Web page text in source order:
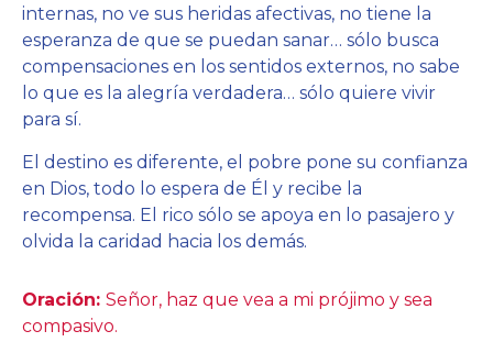
internas, no ve sus heridas afectivas, no tiene la
esperanza de que se puedan sanar… sólo busca
compensaciones en los sentidos externos, no sabe
lo que es la alegría verdadera… sólo quiere vivir
para sí.
El destino es diferente, el pobre pone su confianza
en Dios, todo lo espera de Él y recibe la
recompensa. El rico sólo se apoya en lo pasajero y
olvida la caridad hacia los demás.
Oración: Señor, haz que vea a mi prójimo y sea
compasivo.